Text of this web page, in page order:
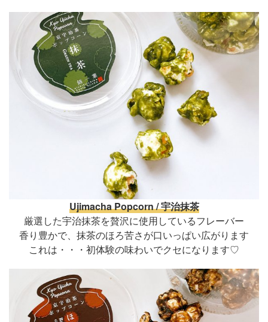
Ujimacha Popcorn / 宇治抹茶
厳選した宇治抹茶を贅沢に使用しているフレーバー
香り豊かで、抹茶のほろ苦さが口いっぱい広がります
これは・・・初体験の味わいでクセになります♡